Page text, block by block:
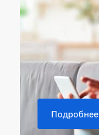
Подробнее